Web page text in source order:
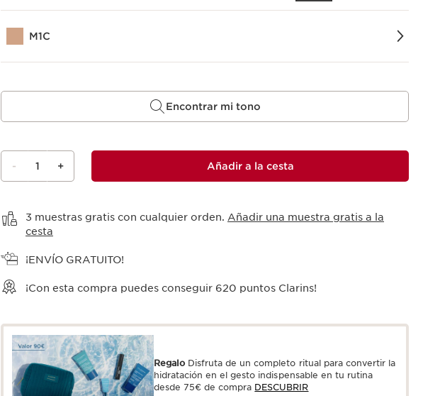
M1C
Encontrar mi tono
- 1 + Añadir a la cesta
3 muestras gratis con cualquier orden. Añadir una muestra gratis a la
cesta
¡ENVÍO GRATUITO!
¡Con esta compra puedes conseguir 620 puntos Clarins!
Regalo Disfruta de un completo ritual para convertir la
hidratación en el gesto indispensable en tu rutina
desde 75€ de compra DESCUBRIR